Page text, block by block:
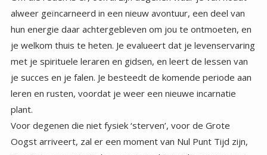
plant.
Voor degenen die niet fysiek ‘sterven’, voor de Grote
Oogst arriveert, zal er een moment van Nul Punt Tijd zijn,
waarin je een extatische samensmelting zult ervaren met
de Oneindige Creator, wat je een bijzondere herinnering en
verzekering zal meegeven van wie en wat je werkelijk bent,
voordat de sluier van vergetelheid weer over je heen gaat,
en je wordt getransporteerd naar de plaats die op jou
wacht. Afhankelijk van het feit of je ons gaat vergezellen in
de 4e dimensie negatief (dat is onwaarschijnlijk) of dat je
promoveert naar de 4e positieve dimensie ( dat is
mogelijk) of gaat naar een andere vergelijkbare 3e
dimensie planeet ( voor de hand-warme) om verder te
gaan in het leren, hoeveel cyclussen je ook nodig zal
hebben om te kunnen promoveren naar de 4e positieve
dimensie. Degenen in deze groep zullen geen enkele
herinnering hebben aan de tijd van hun transitie. Het zal net
zijn alsof er niets is veranderd, behalve dat je de
herinnering bij je zult hebben van je Nul Punt, ervaring om
je te bemoedigen. Je herinnert je niets van de recente
Oogst ervaring van het huidige leven. Het is net alsof jullie
allemaal een soort mystieke ervaring hebt gehad, en het